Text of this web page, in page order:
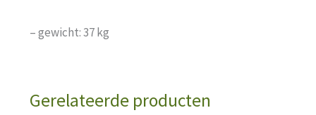
– gewicht: 37 kg
Gerelateerde producten